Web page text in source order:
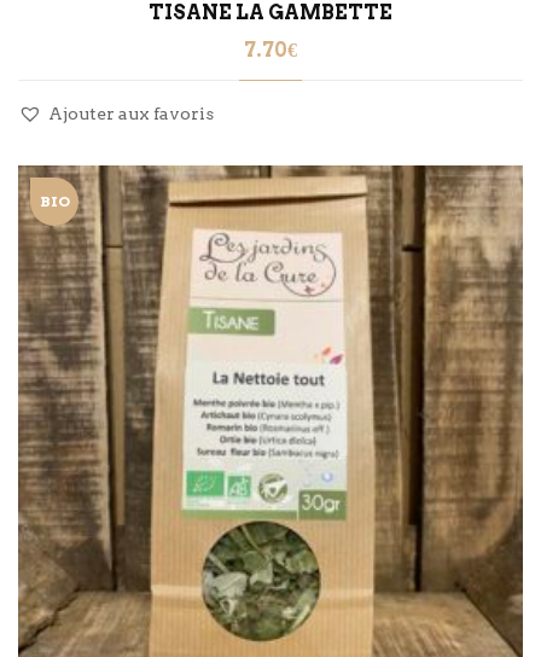
TISANE LA GAMBETTE
7.70€
Ajouter aux favoris
BIO